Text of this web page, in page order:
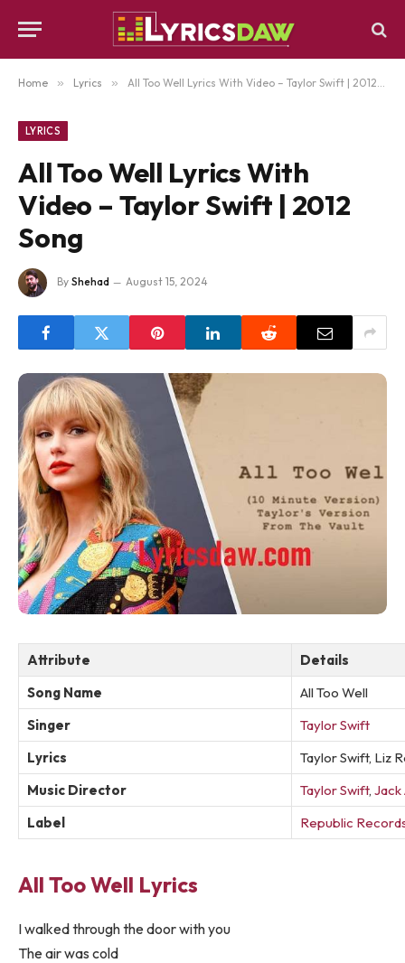
Home » Lyrics » All Too Well Lyrics With Video – Taylor Swift | 2012 Song
LYRICS
All Too Well Lyrics With
Video – Taylor Swift | 2012
Song
By Shehad August 15, 2024
Attribute
Details
Song Name
All Too Well
Singer
Taylor Swift
Lyrics
Taylor Swift, Liz
Music Director
Taylor Swift,
Label
Republic
All Too Well Lyrics
I walked through the door with you
The air was cold